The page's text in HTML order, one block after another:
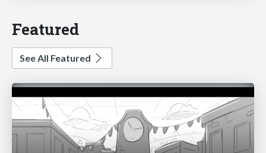
Featured
See All Featured